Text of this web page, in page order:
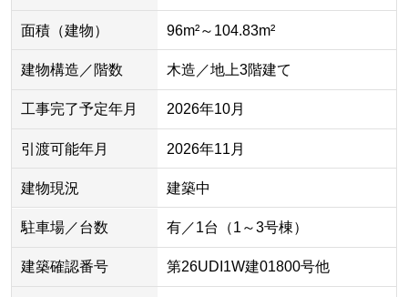
面積（建物） 96m²～104.83m²
建物構造／階数 木造／地上3階建て
工事完了予定年月 2026年10月
引渡可能年月 2026年11月
建物現況 建築中
駐車場／台数 有／1台（1～3号棟）
建築確認番号 第26UDI1W建01800号他